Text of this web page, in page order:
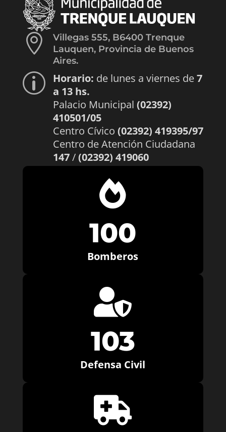

Villegas 555, B6400 Trenque
Lauquen, Provincia de Buenos
Aires.
p Horario: de lunes a viernes de7
a 13 hs.
Palacio Municipal (02392)
410501/05
Centro Cívico (02392) 419395/97
Centro de Atención Ciudadana
147/(02392) 419060

100
Bomberos

103
Defensa Civil
